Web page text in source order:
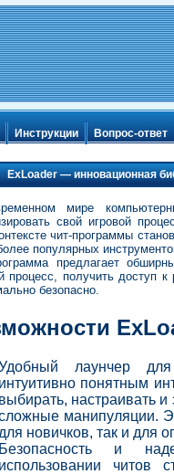
Инструкции Вопрос-ответ
ExLoader — инновационная
мире
свой игровой
чит-программы
популярных
предлагает
процесс, получить доступ
безопасно.
лаунчер
интуитивно понятным
выбирать, настраивать
манипуляции.
для новичков, так и для
Безопасность и
использовании читов